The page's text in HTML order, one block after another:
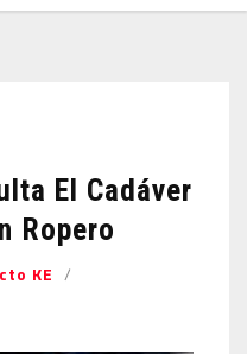
El Cadáver
Ropero
KE